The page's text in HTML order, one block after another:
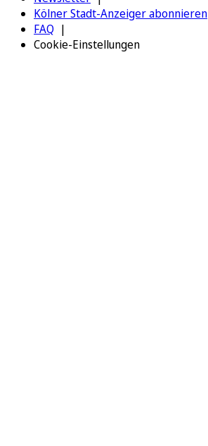
Kölner Stadt-Anzeiger abonnieren
FAQ
Cookie-Einstellungen